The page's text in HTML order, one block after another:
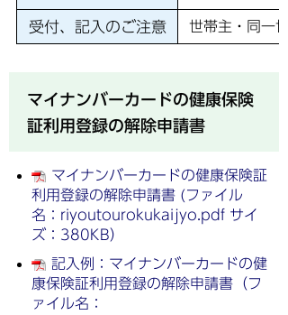
受付、記入のご注意 世帯主・同一
マイナンバーカードの健康保険
証利用登録の解除申請書
マイナンバーカードの健康保険証
利用登録の解除申請書 (ファイル
名：riyoutourokukaijyo.pdf サイ
ズ：380KB）
記入例：マイナンバーカードの健
康保険証利用登録の解除申請書（フ
ァイル名：